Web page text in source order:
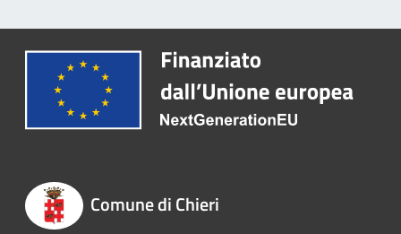
Comune di Chieri